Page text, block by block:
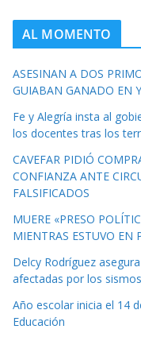
AL MOMENTO
ASESINAN A DOS
GUIABAN GANADO EN
Fe y Alegría insta al
los docentes tras los
CAVEFAR PIDIÓ
CONFIANZA ANTE
FALSIFICADOS
MUERE «PRESO
MIENTRAS ESTUVO EN
Delcy Rodríguez
afectadas por los sismos
Año escolar inicia el 14
Educación